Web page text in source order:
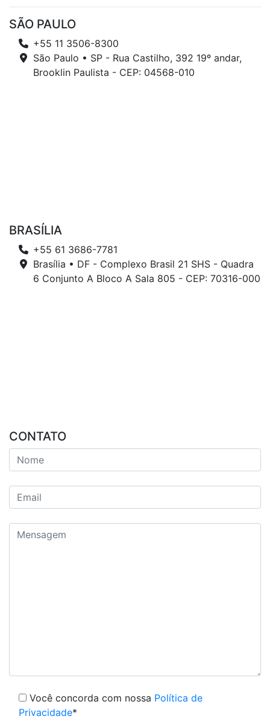
SÃO PAULO
+55 11 3506-8300
São Paulo • SP - Rua Castilho, 392 19º andar,
Brooklin Paulista - CEP: 04568-010
BRASÍLIA
+55 61 3686-7781
Brasília • DF - Complexo Brasil 21 SHS - Quadra
6 Conjunto A Bloco A Sala 805 - CEP: 70316-000
CONTATO
Você concorda com nossa Política de
Privacidade*